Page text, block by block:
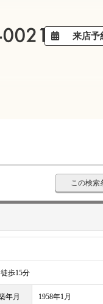
来店予
この検索
歩15分
年月 1958年1月